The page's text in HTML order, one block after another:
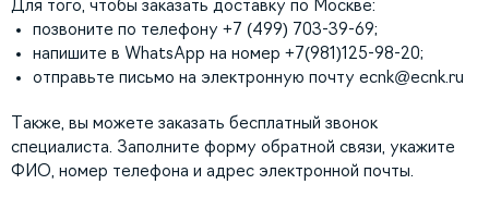
Для того, чтобы заказать доставку по Москве:
позвоните по телефону +7 (499) 703-39-69;
напишите в WhatsApp на номер +7(981)125-98-20;
отправьте письмо на электронную почту ecnk@ecnk.ru
Также, вы можете заказать бесплатный звонок
специалиста. Заполните форму обратной связи, укажите
ФИО, номер телефона и адрес электронной почты.